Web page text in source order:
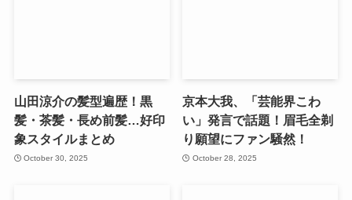
山田涼介の髪型遍歴！黒
髪・茶髪・長め前髪…好印
象スタイルまとめ
October 30, 2025
京本大我、「芸能界こわ
い」発言で話題！眉毛全剃
り願望にファン騒然！
October 28, 2025